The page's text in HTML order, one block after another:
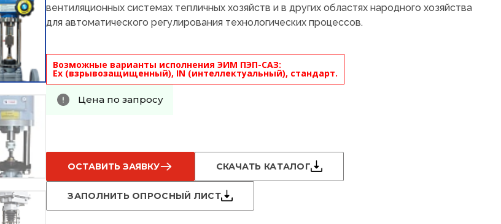
вентиляционных системах тепличных хозяйств и в других областях народного хозяйства
для автоматического регулирования технологических процессов.
Возможные варианты исполнения ЭИМ ПЭП-САЗ:
Ex (взрывозащищенный), IN (интеллектуальный), стандарт.
Цена по запросу
ОСТАВИТЬ ЗАЯВКУ СКАЧАТЬ КАТАЛОГ
ЗАПОЛНИТЬ ОПРОСНЫЙ ЛИСТ